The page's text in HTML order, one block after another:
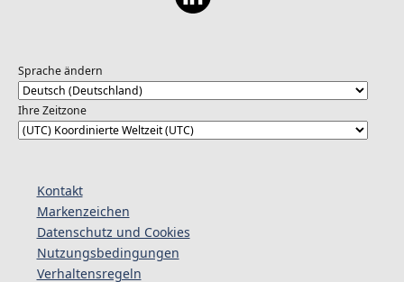
Sprache ändern
Ihre Zeitzone
Kontakt
Markenzeichen
Datenschutz und Cookies
Nutzungsbedingungen
Verhaltensregeln